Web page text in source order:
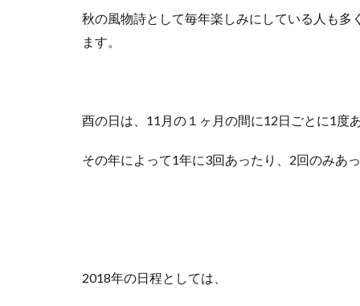
秋の風物詩として毎年楽しみにしている人も
ます。
酉の日は、11月の１ヶ月の間に12日ごとに1度
その年によって1年に3回あったり、2回のみあ
2018年の日程としては、